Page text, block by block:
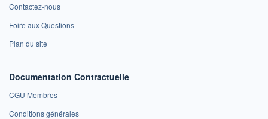
Contactez-nous
Foire aux Questions
Plan du site
Documentation Contractuelle
CGU Membres
Conditions générales